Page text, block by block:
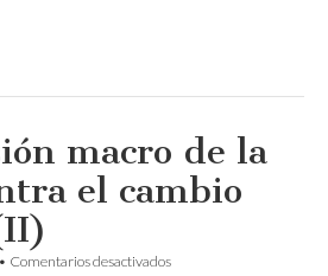
macro de la
el cambio
• Comentarios desactivadosen